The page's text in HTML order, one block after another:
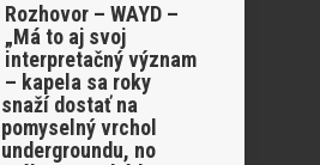
Rozhovor – WAYD –
„Má to aj svoj
interpretačný význam
– kapela sa roky
snaží dostať na
pomyselný vrchol
undergroundu, no